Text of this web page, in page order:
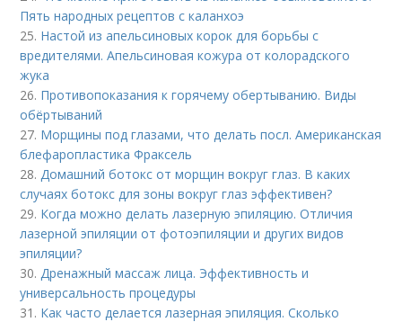
Пять народных рецептов с каланхоэ
25. Настой из апельсиновых корок для борьбы с
вредителями. Апельсиновая кожура от колорадского
жука
26. Противопоказания к горячему обертыванию. Виды
обёртываний
27. Морщины под глазами, что делать посл. Американская
блефаропластика Фраксель
28.Домашний ботокс от морщин вокруг глаз. В каких
случаях ботокс для зоны вокруг глаз эффективен?
29. Когда можно делать лазерную эпиляцию. Отличия
лазерной эпиляции от фотоэпиляции и других видов
эпиляции?
30.Дренажный массаж лица. Эффективность и
универсальность процедуры
31. Как часто делается лазерная эпиляция. Сколько